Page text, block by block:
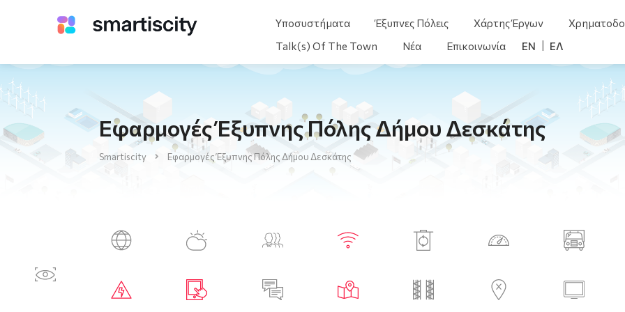
Υποσυστήματα Έξυπνες Πόλεις Χάρτης Έργων
Talk(s) Of The Town
Νέα Επικοινωνία ENGLISHΕΛΛΗΝΙΚΆ
Εφαρμογές Έξυπνης Πόλης Δήμου Δεσκάτης
Smartiscity Εφαρμογές Έξυπνης Πόλης Δήμου Δεσκάτης